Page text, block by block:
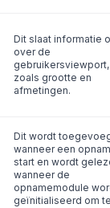
Dit slaat informatie
over de
gebruikersviewport,
zoals grootte en
afmetingen.
Dit wordt
wanneer een
start en wordt
wanneer de
opnamemodule
geïnitialiseerd om